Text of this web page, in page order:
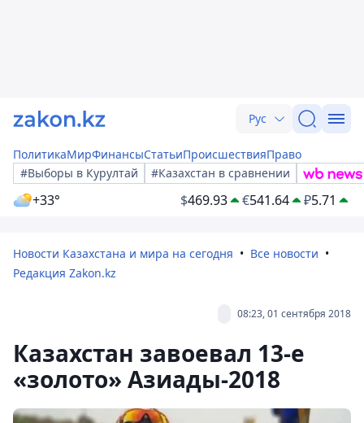
Рус
ПолитикаМирФинансыСтатьиПроисшествияПраво
#Выборы в Курултай
#Казахстан в сравнении
+33° $469.93 €541.64 ₽5.71
Новости Казахстана и мира на сегодня
Все новости
Редакция Zakon.kz
08:23, 01 сентября 2018
Казахстан завоевал 13-е
«золото» Азиады-2018